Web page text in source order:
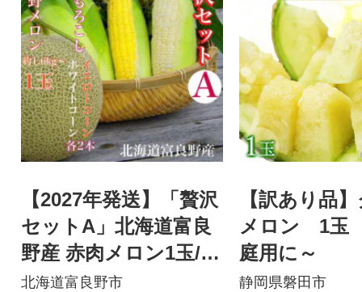
【2027年発送】「贅沢
セットA」北海道富良
野産 赤肉メロン1玉/
とうもろこし / 白いと
北海道富良野市
【訳あり品
メロン 1玉
庭用に～
静岡県磐田市